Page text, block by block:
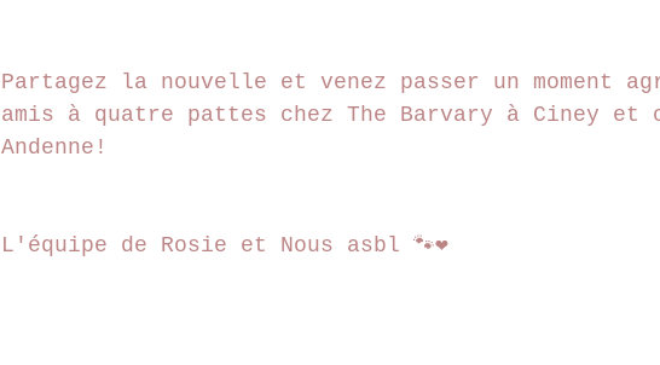
Partagez la nouvelle et venez passer un moment
amis à quatre pattes chez The Barvary à Ciney et
Andenne!
L'équipe de Rosie et Nous asbl 🐾❤️